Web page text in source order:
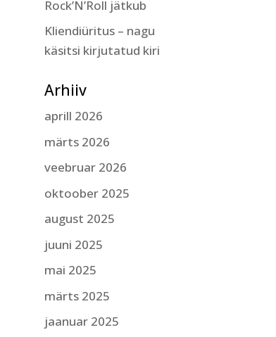
Rock’N’Roll jätkub
Kliendiüritus – nagu
käsitsi kirjutatud kiri
Arhiiv
aprill 2026
märts 2026
veebruar 2026
oktoober 2025
august 2025
juuni 2025
mai 2025
märts 2025
jaanuar 2025